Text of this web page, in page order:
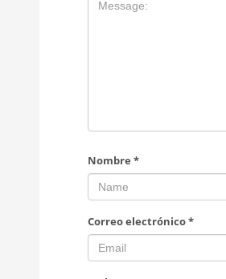
Nombre *
Correo electrónico*